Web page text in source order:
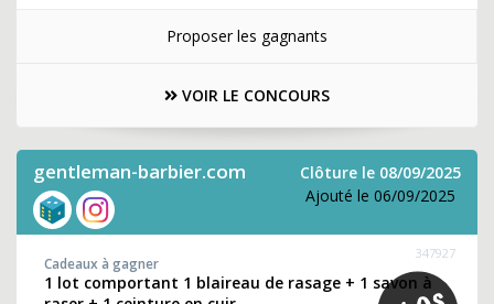
Proposer les gagnants
VOIR LE CONCOURS
gentleman-barbier.com
Clôture le 08/09/2025
Ajouté le 06/09/2025
347927
Cadeaux à gagner
1 lot comportant 1 blaireau de rasage + 1 savon à